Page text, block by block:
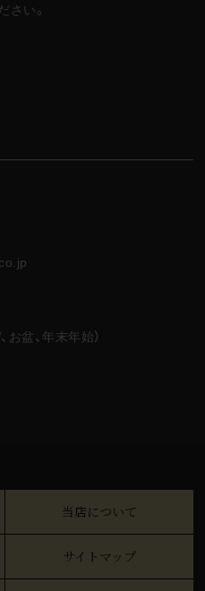
さい。
お盆、年末年始）
当店について
サイトマップ